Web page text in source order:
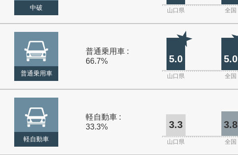
中破 山口県 全国
普通乗用車
普通乗用車 :
66.7%
5.0 5.0
山口県 全国
軽自動車
軽自動車 :
33.3%
3.3 3.8
山口県 全国